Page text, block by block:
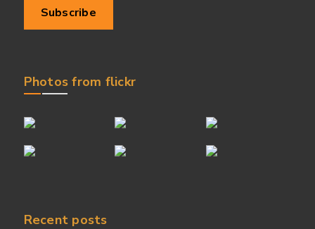
Photos from flickr
Recent posts